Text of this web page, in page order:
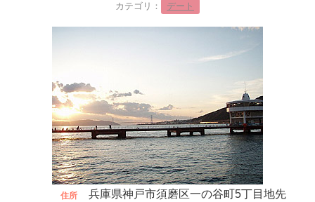
カテゴリ： デート
住所 兵庫県神戸市須磨区一の谷町5丁目地先